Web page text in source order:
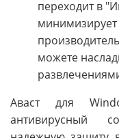
переходит в
минимизирует
можете
Аваст для
антивирусный